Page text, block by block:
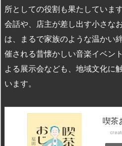
所としての役割も果たしていま
会話や、店主が差し出す小さな
は、まるで家族のような温かい
催される昔懐かしい音楽イベン
よる展示会なども、地域文化に
います。
喫茶